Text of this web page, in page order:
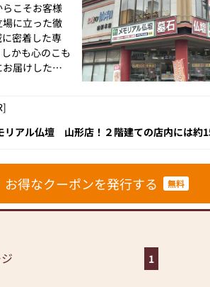
こそお客様
に立った徹
密着した専
かも心のこも
届けした
頼の絆を結
てまいりま
場面積200
です。お気軽
リアル仏壇 山形店！２階建ての店内には約
購入するのは初めてという方、お近くにお
お得なクーポンを発行する 無料
1